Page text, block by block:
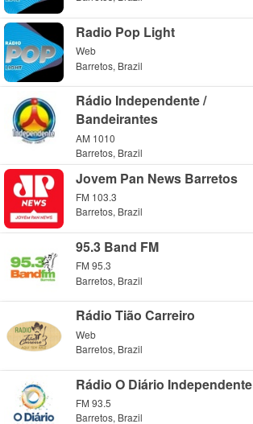
Radio Pop Light
Web
Barretos, Brazil
Rádio Independente /
Bandeirantes
AM 1010
Barretos, Brazil
Jovem Pan News Barretos
FM 103.3
Barretos, Brazil
95.3 Band FM
FM 95.3
Barretos, Brazil
Rádio Tião Carreiro
Web
Barretos, Brazil
Rádio O Diário Independente
FM 93.5
Barretos, Brazil